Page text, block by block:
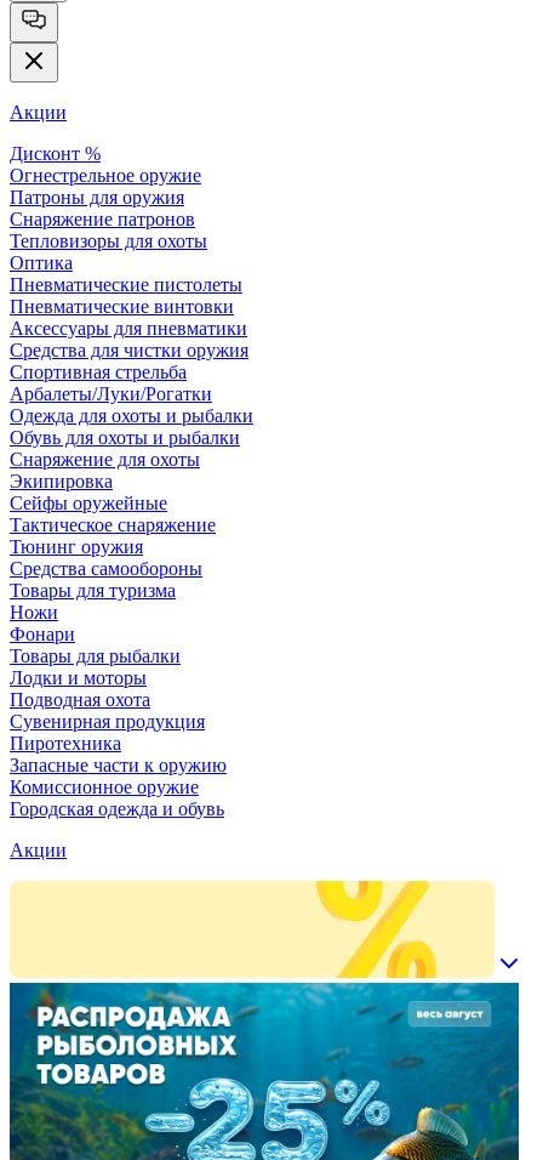
Акции
Дисконт %
Огнестрельное оружие
Патроны для оружия
Снаряжение патронов
Тепловизоры для охоты
Оптика
Пневматические пистолеты
Пневматические винтовки
Аксессуары для пневматики
Средства для чистки оружия
Спортивная стрельба
Арбалеты/Луки/Рогатки
Одежда для охоты и рыбалки
Обувь для охоты и рыбалки
Снаряжение для охоты
Экипировка
Сейфы оружейные
Тактическое снаряжение
Тюнинг оружия
Средства самообороны
Товары для туризма
Ножи
Фонари
Товары для рыбалки
Лодки и моторы
Подводная охота
Сувенирная продукция
Пиротехника
Запасные части к оружию
Комиссионное оружие
Городская одежда и обувь
Акции